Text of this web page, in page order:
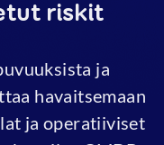
riskit
ja
havaitsemaan
ja operatiiviset